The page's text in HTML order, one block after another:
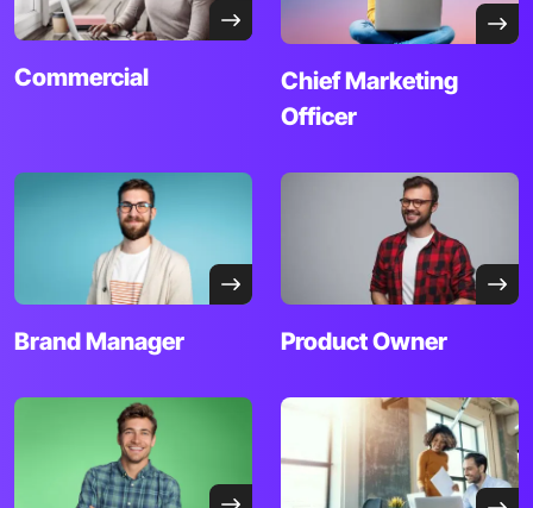
Commercial ChiefMarketing
Officer
BrandManager Product Owner